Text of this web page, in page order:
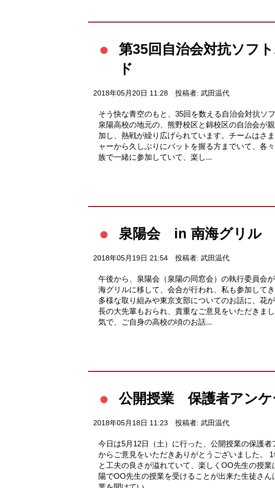
第35回自治会対抗ソフ
ド
2018年05月20日 11:28 投稿者: 武田温代
そう快な青空のもと、35回を数える自治会対抗ソ
泉陽高校の地元の、熊野校区と錦校区の自治会が
加し、熱戦が繰り広げられています。チームはさ
ャーから久しぶりにバットを握る方までいて、各
族で一緒に参加していて、楽し...
泉陽会 in 南海グリル
2018年05月19日 21:54 投稿者: 武田温代
午後から、泉陽会（泉陽の同窓会）の執行委員会
海グリルに移して、会合が行われ、私も参加して
多様な取り組みや東京支部についてのお話に、花
長の大先輩もおられ、貴重なご意見をいただきま
気で、ご自身の高校の頃のお話...
公開授業 保護者アンケ
2018年05月18日 11:23 投稿者: 武田温代
今日は5月12日（土）に行った、公開授業の保護
からご意見をいただきありがとうございました。
と工夫の良さが溢れていて、楽しくOO先生の授
陽でOO先生の授業を受けることが出来た生徒さ